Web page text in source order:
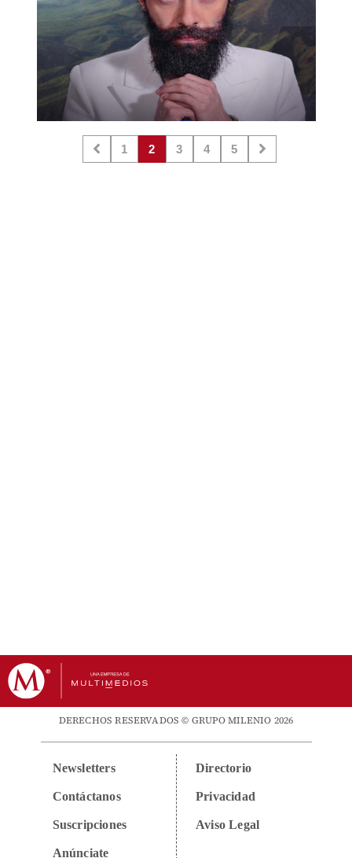
1 2 3 4 5
DERECHOS RESERVADOS © GRUPO MILENIO 2026
Newsletters
Contáctanos
Suscripciones
Anúnciate
Directorio
Privacidad
Aviso Legal